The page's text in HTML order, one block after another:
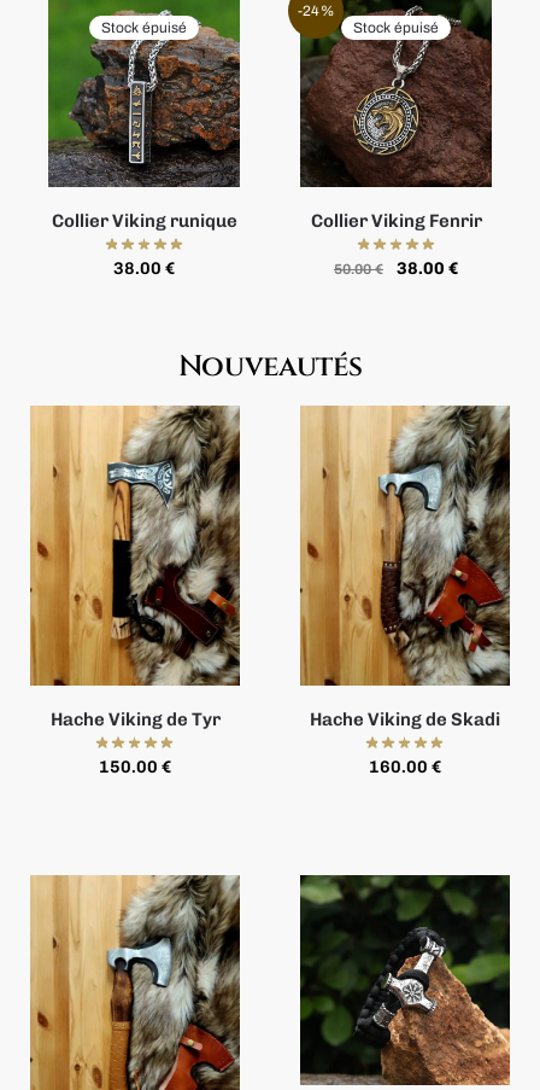
Stock épuisé
Collier Viking runique
38.00 €
-24%
Stock épuisé
Collier Viking Fenrir
50.00€ 38.00 €
Nouveautés
Hache Viking de Tyr
150.00 €
Hache Viking de Skadi
160.00 €